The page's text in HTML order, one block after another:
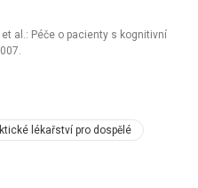
al.: Péče o pacienty s kognitivní
lékařství pro dospělé